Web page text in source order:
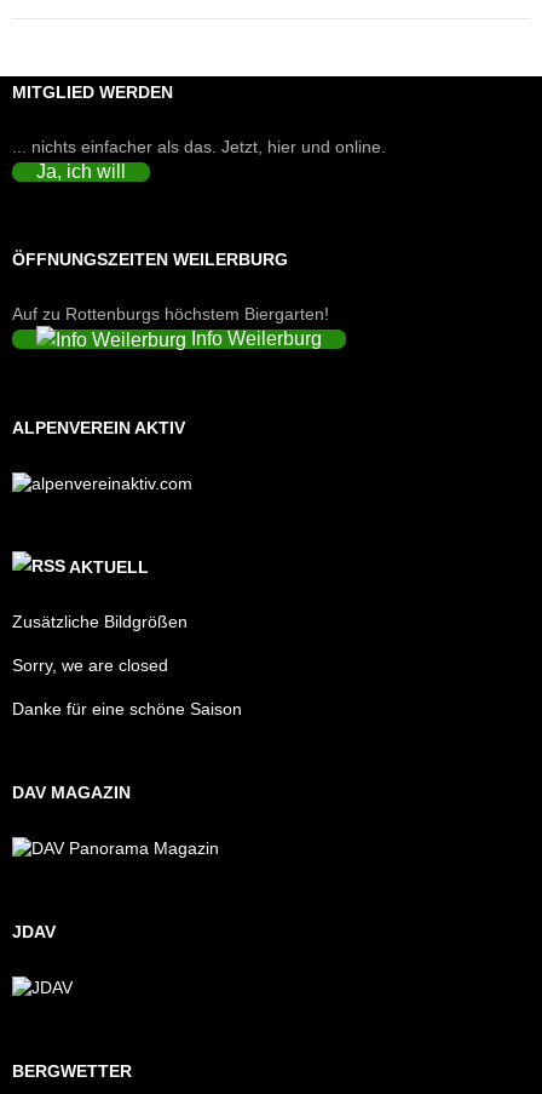
MITGLIED WERDEN
... nichts einfacher als das. Jetzt, hier und online.
Ja, ich will
ÖFFNUNGSZEITEN WEILERBURG
Auf zu Rottenburgs höchstem Biergarten!
Info Weilerburg
ALPENVEREIN AKTIV
AKTUELL
Zusätzliche Bildgrößen
Sorry, we are closed
Danke für eine schöne Saison
DAV MAGAZIN
JDAV
BERGWETTER